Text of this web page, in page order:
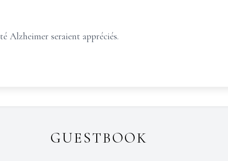
Alzheimer seraient appréciés.
GUESTBOOK